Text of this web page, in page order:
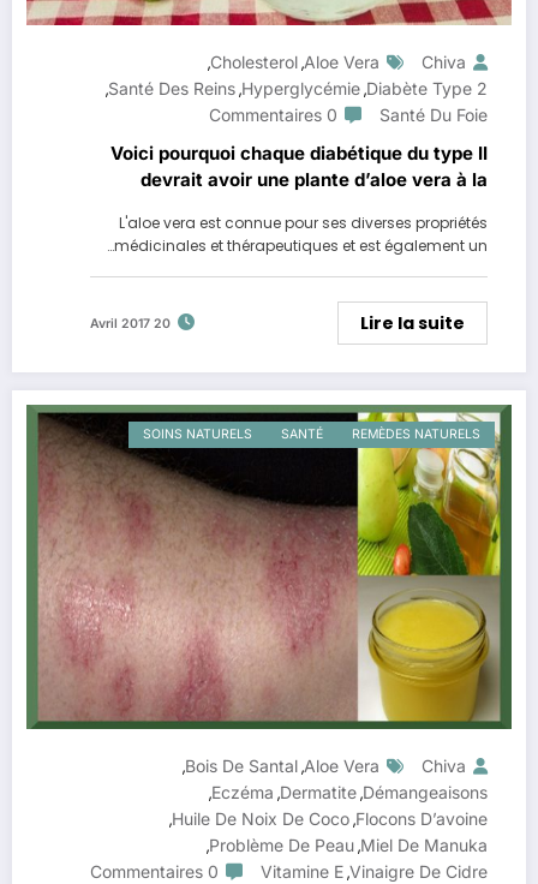
Chiva
Aloe Vera
,
Cholesterol
,
Diabète Type 2
,
Hyperglycémie
,
Santé Des Reins
,
Santé Du Foie
0 Commentaires
Voici pourquoi chaque diabétique du type II
devrait avoir une plante d’aloe vera à la
L'aloe vera est connue pour ses diverses propriétés
médicinales et thérapeutiques et est également un…
Lire la suite
20 Avril 2017
REMÈDES NATURELS
SANTÉ
SOINS NATURELS
Chiva
Aloe Vera
,
Bois De Santal
,
Démangeaisons
,
Dermatite
,
Eczéma
,
Flocons D’avoine
,
Huile De Noix De Coco
,
Miel De Manuka
,
Problème De Peau
,
Vinaigre De Cidre
,
Vitamine E
0 Commentaires